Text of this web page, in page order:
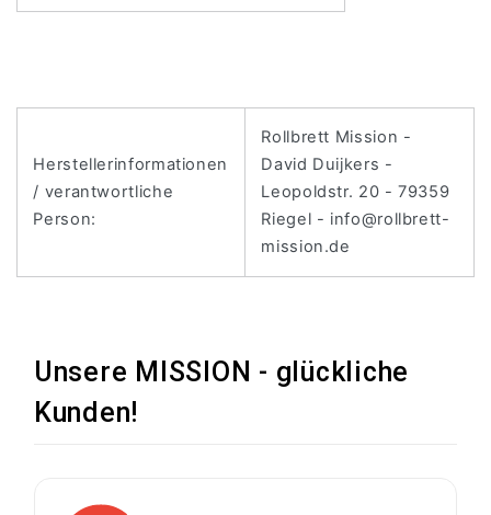
Herstellerinformationen
/ verantwortliche
Person:
Rollbrett Mission -
David Duijkers -
Leopoldstr. 20 - 79359
Riegel - info@rollbrett-
mission.de
Unsere MISSION - glückliche
Kunden!